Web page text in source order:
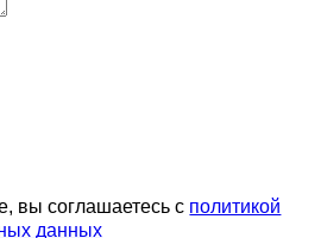
вы соглашаетесь с политикой
данных